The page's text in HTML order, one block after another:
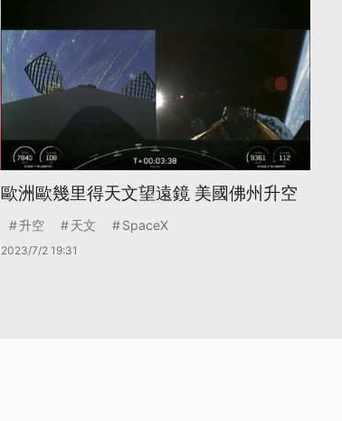
歐洲歐幾里得天文望遠鏡 美國佛州升空
升空 天文 SpaceX
2023/7/2 19:31